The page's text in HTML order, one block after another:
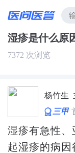
湿疹是什么原
7372 次浏览
杨竹生
三甲
湿疹有急性、
起湿疹的病